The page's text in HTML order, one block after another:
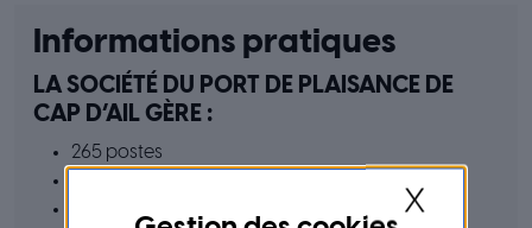
Informations pratiques
LA SOCIÉTÉ DU PORT DE PLAISANCE DE
CAP D’AIL GÈRE :
265 postes
X